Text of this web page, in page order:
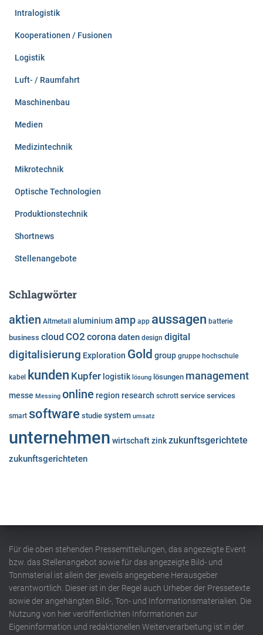
Intralogistik
Kooperationen / Fusionen
Logistik
Luft- / Raumfahrt
Maschinenbau
Medien
Medizintechnik
Mikrotechnik
Optische Technologien
Produktionstechnik
Shortnews
Stellenangebote
Schlagwörter
aktien Altmetall aluminiumamp app aussagen batterie
business cloud CO2 corona daten design digital
digitalisierung Exploration Gold group gruppe hochschule
kabel kunden Kupfer logistik lösung lösungen management
messe Messing online region research schrott service services
smart software studie system umsatz
unternehmen wirtschaftzinkzukunftsgerichtete
zukunftsgerichteten
Für die oben stehenden Pressemitteilungen, das angezeigte Event
bzw. das Stellenangebot sowie für das angezeigte Bild- und
Tonmaterial ist allein der jeweils angegebene Herausgeber
verantwortlich. Dieser ist in der Regel auch Urheber der Pressetexte
sowie der angehängten Bild-, Ton- und Informationsmaterialien. Die
Nutzung von hier veröffentlichten Informationen zur
Eigeninformation und redaktionellen Weiterverarbeitung ist in der